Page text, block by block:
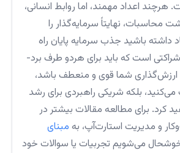
هرچند اعداد مهمند، اما روابط انسانی،
نهایتاً سرمایه‌گذار را
داشته باشید جذب سرمایه پایان راه
است که باید برای هردو طرف برد-
ارزش‌گذاری شما قوی و منعطف باشد،
بلکه شریکی راهبردی برای رشد
کرد. برای مطالعه مقالات بیشتر در
و مدیریت استارت‌آپ، به مبنای
می‌شویم تجربیات یا سوالات خود